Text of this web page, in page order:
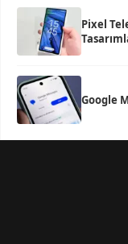
Pixel
Google